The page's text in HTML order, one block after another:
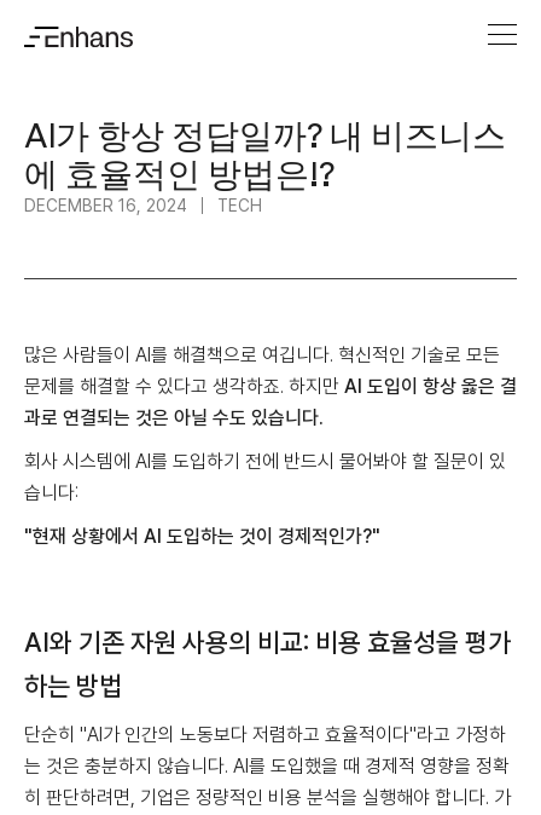
AI가 항상 정답일까? 내 비즈니스
에 효율적인 방법은!?
DECEMBER 16, 2024 TECH
많은 사람들이 AI를 해결책으로 여깁니다. 혁신적인 기술로 모든
문제를 해결할 수 있다고 생각하죠. 하지만 AI 도입이 항상 옳은 결
과로 연결되는 것은 아닐 수도 있습니다.
회사 시스템에 AI를 도입하기 전에 반드시 물어봐야 할 질문이 있
습니다:
"현재 상황에서 AI 도입하는 것이 경제적인가?"
AI와 기존 자원 사용의 비교: 비용 효율성을 평가
하는 방법
단순히 "AI가 인간의 노동보다 저렴하고 효율적이다"라고 가정하
는 것은 충분하지 않습니다. AI를 도입했을 때 경제적 영향을 정확
히 판단하려면, 기업은 정량적인 비용 분석을 실행해야 합니다. 가